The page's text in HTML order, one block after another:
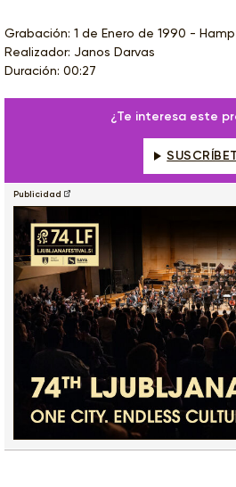
Grabación: 1 de Enero de 1990 -
Realizador: Janos Darvas
Duración: 00:27
¿Te interesa este
Publicidad